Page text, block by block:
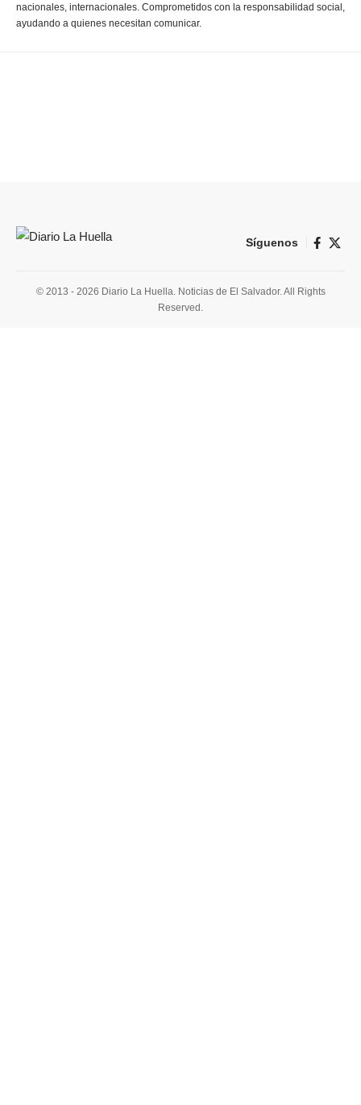
nacionales, internacionales. Comprometidos con la responsabilidad social,
ayudando a quienes necesitan comunicar.
Síguenos
© 2013 - 2026 Diario La Huella. Noticias de El Salvador. All Rights
Reserved.